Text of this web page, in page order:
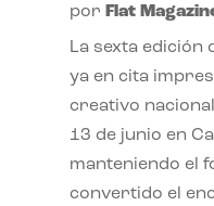
por Flat
La sexta edición
ya en cita
creativo
13 de junio en
manteniendo el
convertido el